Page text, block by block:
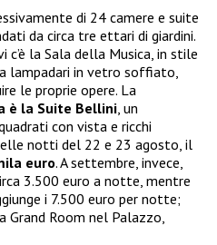
di 24 camere e suite
da circa tre ettari di giardini.
c’è la Sala della Musica, in stile
lampadari in vetro soffiato,
le proprie opere. La
è la Suite Bellini , un
con vista e ricchi
notti del 22 e 23 agosto, il
euro. A settembre, invece,
3.500 euro a notte, mentre
i 7.500 euro per notte;
Grand Room nel Palazzo,